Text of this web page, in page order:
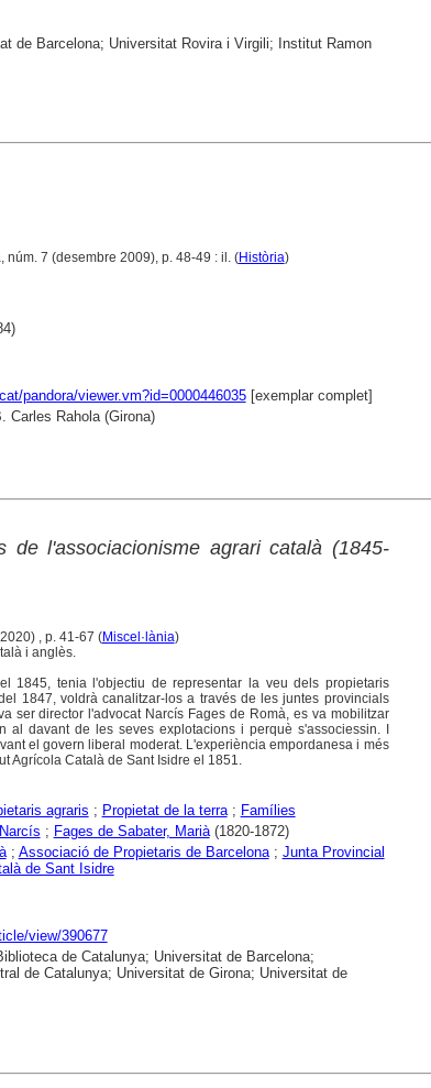
de Barcelona; Universitat Rovira i Virgili; Institut Ramon
núm. 7 (desembre 2009), p. 48-49 : il. (Història)
pandora/viewer.vm?id=0000446035[exemplar complet]
Carles Rahola (Girona)
l'associacionisme agrari català (1845-
, p. 41-67 (Miscel·lània)
i anglès.
1845, tenia l'objectiu de representar la veu dels propietaris
1847, voldrà canalitzar-los a través de les juntes provincials
ser director l'advocat Narcís Fages de Romà, es va mobilitzar
davant de les seves explotacions i perquè s'associessin. I
el govern liberal moderat. L'experiència empordanesa i més
Agrícola Català de Sant Isidre el 1851.
agraris ; Propietat de la terra; Famílies
; Fages de Sabater, Marià(1820-1872)
; Associació de Propietaris de Barcelona; Junta Provincial
de Sant Isidre
view/390677
de Catalunya; Universitat de Barcelona;
de Catalunya; Universitat de Girona; Universitat de